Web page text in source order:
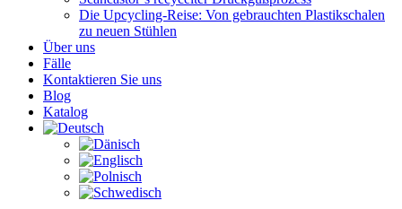
Die Upcycling-Reise: Von gebrauchten Plastikschalen
zu neuen Stühlen
Über uns
Fälle
Kontaktieren Sie uns
Blog
Katalog